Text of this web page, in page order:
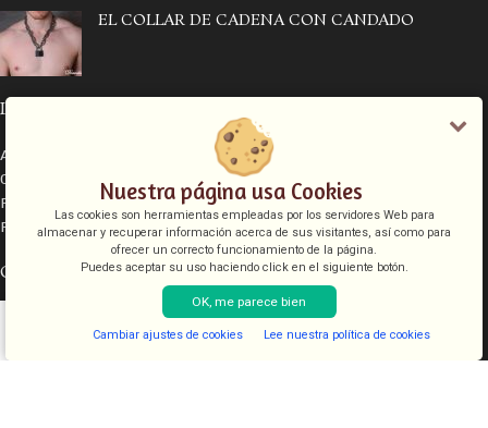
EL COLLAR DE CADENA CON CANDADO
INFORMACIÓN LEGAL
Aviso legal
Condiciones de venta
Política de cookies
Política de privacidad
CATEGORÍAS
JUGUETES
My account
Nuestra página usa Cookies
Las cookies son herramientas empleadas por los servidores Web para
almacenar y recuperar información acerca de sus visitantes, así como para
ofrecer un correcto funcionamiento de la página.
Puedes aceptar su uso haciendo click en el siguiente botón.
OK, me parece bien
Cambiar ajustes de cookies Lee nuestra política de cookies